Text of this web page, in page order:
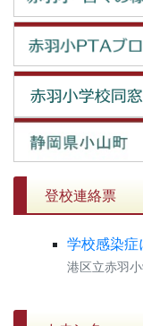
登校連絡票
学校感染症
港区立赤羽